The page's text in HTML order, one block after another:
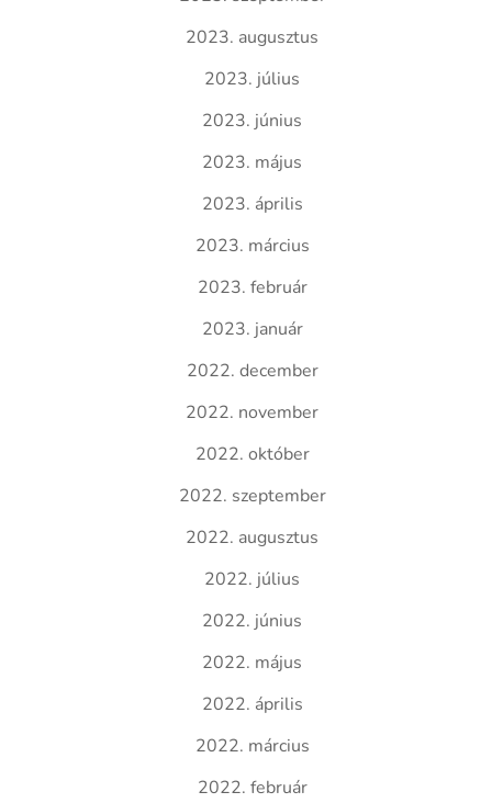
2023. augusztus
2023. július
2023. június
2023. május
2023. április
2023. március
2023. február
2023. január
2022. december
2022. november
2022. október
2022. szeptember
2022. augusztus
2022. július
2022. június
2022. május
2022. április
2022. március
2022. február